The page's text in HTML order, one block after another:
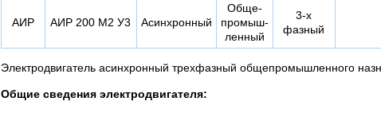
АИР АИР 200 M2 У3 Асинхронный
Обще-
промыш-
ленный
3-х
фазный
Электродвигатель асинхронный трехфазный общепромышленного
Общие сведения электродвигателя: